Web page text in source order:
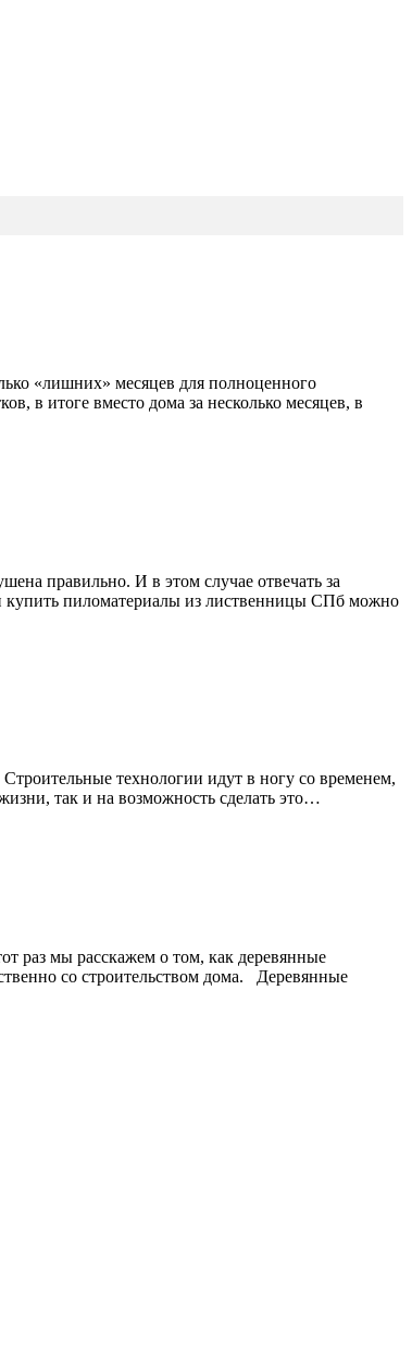
«лишних» месяцев для полноценного
в итоге вместо дома за несколько месяцев, в
правильно. И в этом случае отвечать за
купить пиломатериалы из лиственницы СПб можно
технологии идут в ногу со временем,
так и на возможность сделать это…
раз мы расскажем о том, как деревянные
со строительством дома. Деревянные